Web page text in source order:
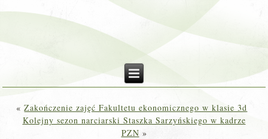
«Zakończenie zajęć Fakultetu ekonomicznego w klasie 3d
Kolejny sezon narciarski Staszka Sarzyńskiego w kadrze
PZN »